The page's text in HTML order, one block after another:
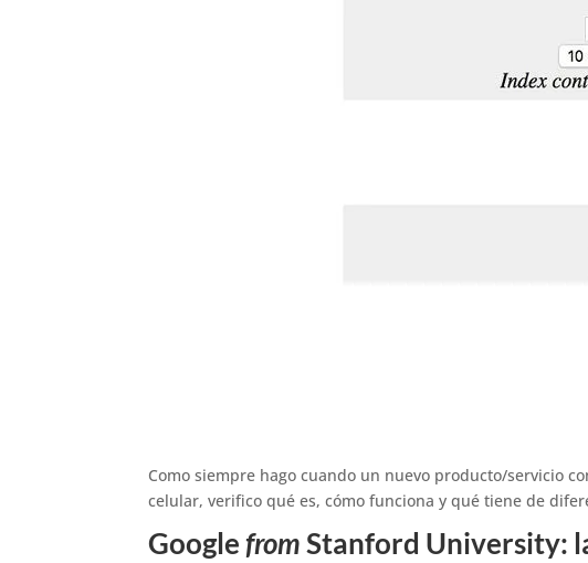
Como siempre hago cuando un nuevo producto/servicio
celular, verifico qué es, cómo funciona y qué tiene de
Google from Stanford University: